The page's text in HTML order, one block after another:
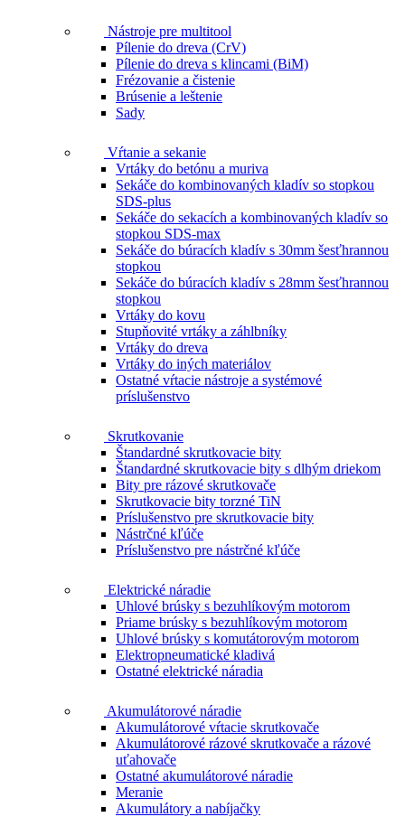
Nástroje pre multitool
Pílenie do dreva (CrV)
Pílenie do dreva s klincami (BiM)
Frézovanie a čistenie
Brúsenie a leštenie
Sady
Vŕtanie a sekanie
Vrtáky do betónu a muriva
Sekáče do kombinovaných kladív so stopkou
SDS-plus
Sekáče do sekacích a kombinovaných kladív so
stopkou SDS-max
Sekáče do búracích kladív s 30mm šesťhrannou
stopkou
Sekáče do búracích kladív s 28mm šesťhrannou
stopkou
Vrtáky do kovu
Stupňovité vrtáky a záhlbníky
Vrtáky do dreva
Vrtáky do iných materiálov
Ostatné vŕtacie nástroje a systémové
príslušenstvo
Skrutkovanie
Štandardné skrutkovacie bity
Štandardné skrutkovacie bity s dlhým driekom
Bity pre rázové skrutkovače
Skrutkovacie bity torzné TiN
Príslušenstvo pre skrutkovacie bity
Nástrčné kľúče
Príslušenstvo pre nástrčné kľúče
Elektrické náradie
Uhlové brúsky s bezuhlíkovým motorom
Priame brúsky s bezuhlíkovým motorom
Uhlové brúsky s komutátorovým motorom
Elektropneumatické kladivá
Ostatné elektrické náradia
Akumulátorové náradie
Akumulátorové vŕtacie skrutkovače
Akumulátorové rázové skrutkovače a rázové
uťahovače
Ostatné akumulátorové náradie
Meranie
Akumulátory a nabíjačky